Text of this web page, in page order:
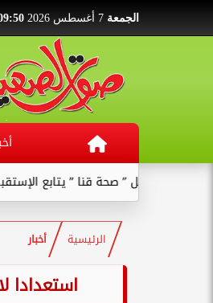
الجمعة 09:50
قنا ” يتابع الإستقبال والعمليات
الرئيسية أخبار
استعدادا